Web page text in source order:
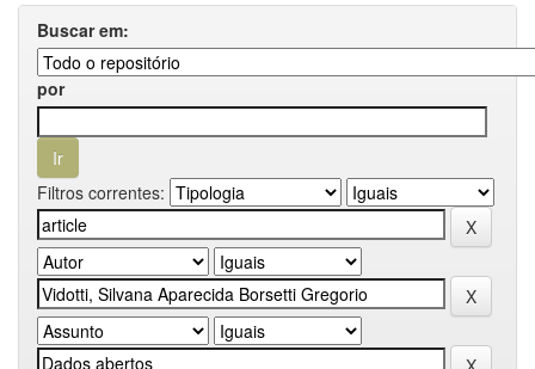
Buscar em:
por
Filtros correntes: